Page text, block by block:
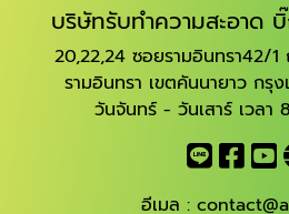
บริษัทรับทำความสะอาด
20,22,24 ซอยรามอินทรา42/1
รามอินทรา เขตคันนายาว กรุ
วันจันทร์ - วันเสาร์ เวลา
อีเมล :